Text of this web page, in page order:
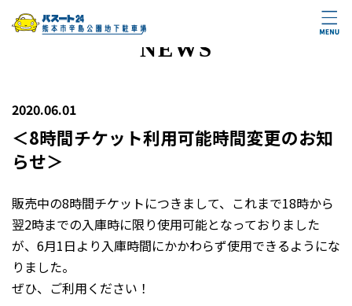
NEWS
2020.06.01
＜8時間チケット利用可能時間変更のお知
らせ＞
販売中の8時間チケットにつきまして、これまで18時から
翌2時までの入庫時に限り使用可能となっておりました
が、6月1日より入庫時間にかかわらず使用できるようにな
りました。
ぜひ、ご利用ください！